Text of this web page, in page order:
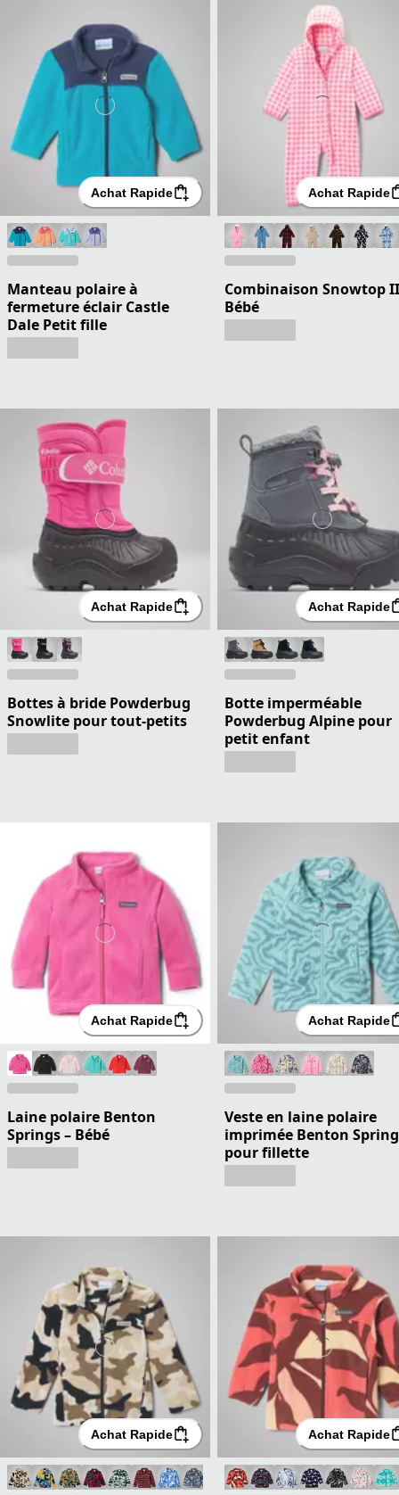
Achat Rapide
Manteau polaire à
fermeture éclair Castle
Dale Petit fille
Achat Rapide
Combinaison Snowtop
Bébé
Achat Rapide
Bottes à bride Powderbug
Snowlite pour tout-petits
Achat Rapide
Botte imperméable
Powderbug Alpine pour
petit enfant
Achat Rapide
Laine polaire Benton
Springs – Bébé
Achat Rapide
Veste en laine polaire
imprimée Benton
pour fillette
Achat Rapide Achat Rapide